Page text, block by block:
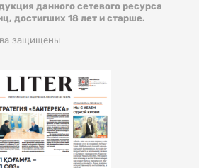
данного сетевого ресурса
достигших 18 лет и старше.
защищены.